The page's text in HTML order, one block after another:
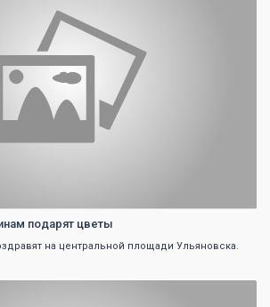
подарят цветы
на центральной площади Ульяновска.